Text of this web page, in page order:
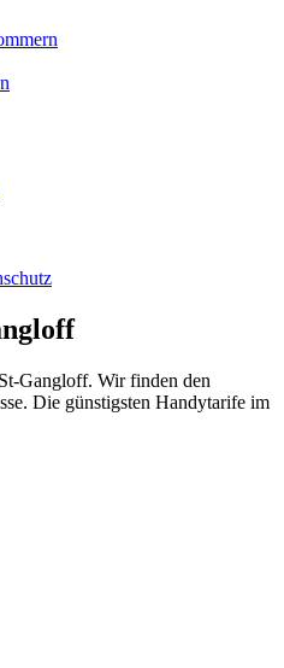
Gangloff. Wir finden den
Die günstigsten Handytarife im